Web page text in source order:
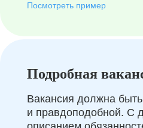
Посмотреть пример
Подробная
Вакансия должна
и правдоподобной. С